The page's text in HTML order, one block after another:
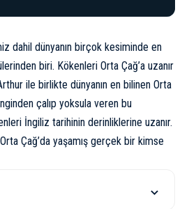
dahil dünyanın birçok kesiminde en
biri. Kökenleri Orta Çağ’a uzanır
ile birlikte dünyanın en bilinen Orta
çalıp yoksula veren bu
İngiliz tarihinin derinliklerine uzanır.
Çağ’da yaşamış gerçek bir kimse